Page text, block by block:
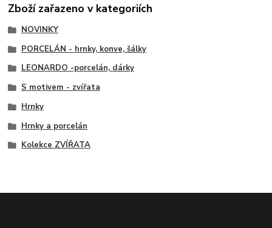
Zboží zařazeno v kategoriích
NOVINKY
PORCELÁN - hrnky, konve, šálky
LEONARDO -porcelán, dárky
S motivem - zvířata
Hrnky
Hrnky a porcelán
Kolekce ZVÍŘATA